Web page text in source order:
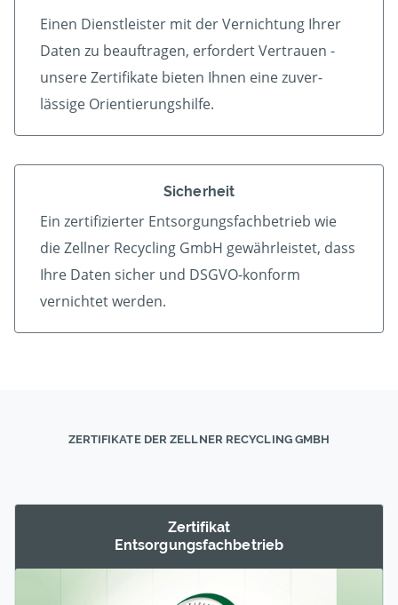
Einen Dienstleister mit der Vern­ichtung Ihrer
Daten zu beauf­tragen, erfordert Vertrauen -
unsere Zerti­fikate bieten Ihnen eine zu­ver­
lässige Orientierungshilfe.
Sicherheit
Ein zertifizierter Ent­sorgungs­fach­betrieb wie
die Zellner Recycling GmbH gewährleistet, dass
Ihre Daten sicher und DSGVO-konform
vernichtet werden.
ZERTIFIKATE DER ZELLNER RECYCLING GMBH
Zertifikat
Entsorgungs­fachbetrieb